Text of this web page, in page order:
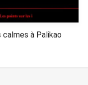
calmes à Palikao